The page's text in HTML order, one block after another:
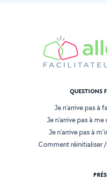
QUESTIONS
Je n'arrive pas à
Je n'arrive pas à
Je n'arrive pas à
Comment réinitialiser